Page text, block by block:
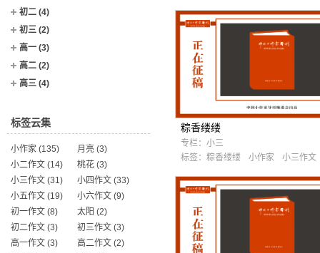
初二 (4)
初三 (2)
高一 (3)
高二 (2)
高三 (4)
标签云集
小作家 (135) 月亮 (3)
小二作文 (14) 桃花 (3)
小三作文 (31) 小四作文 (33)
小五作文 (19) 小六作文 (9)
初一作文 (8) 太阳 (2)
初二作文 (3) 初三作文 (3)
高一作文 (3) 高二作文 (2)
粽香缕缕
专栏： 小三
标签： 粽香缕缕 小作家 小三作文